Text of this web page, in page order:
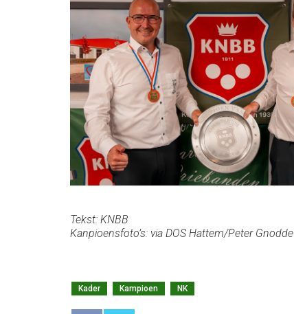
Tekst: KNBB
Kanpioensfoto’s: via DOS Hattem/Peter Gnodde
Kader Kampioen NK